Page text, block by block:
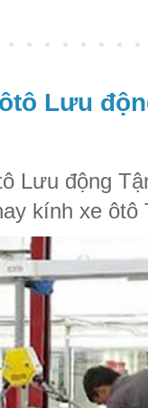
Lưu
Lưu động
kính xe